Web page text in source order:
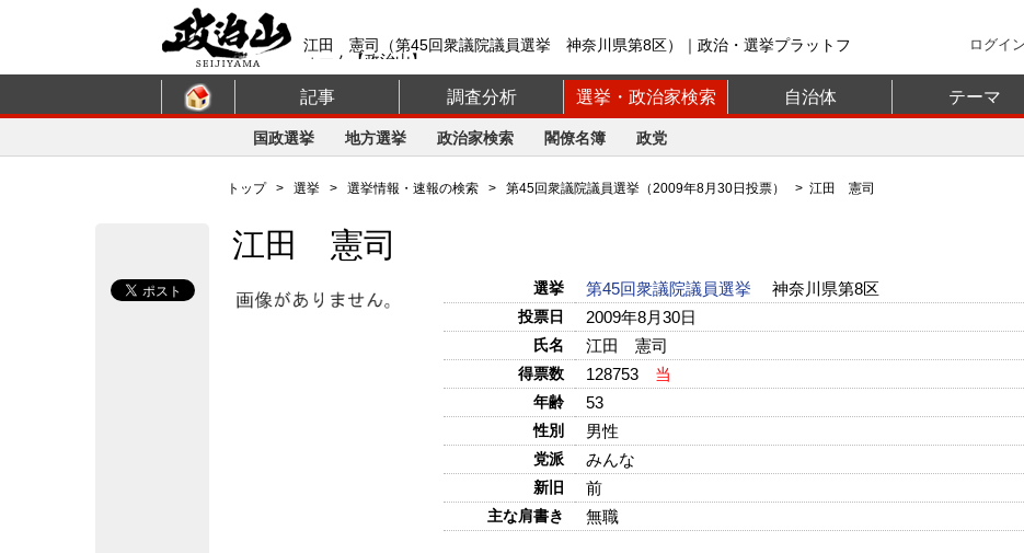
江田 憲司（第45回衆議院議員選挙 神奈川県第8区）｜政治・選挙プラットフ
ォーム【政治山】
ログイン
記事 調査分析 選挙・政治家検索 自治体 テーマ
国政選挙 地方選挙 政治家検索 閣僚名簿 政党
トップ> 選挙 > 選挙情報・速報の検索 > 第45回衆議院議員選挙（2009年8月30日投票） > 江田 憲司
江田 憲司
選挙 第45回衆議院議員選挙 神奈川県第8区
投票日 2009年8月30日
氏名 江田 憲司
得票数 128753 当
年齢 53
性別 男性
党派 みんな
新旧 前
主な肩書き 無職